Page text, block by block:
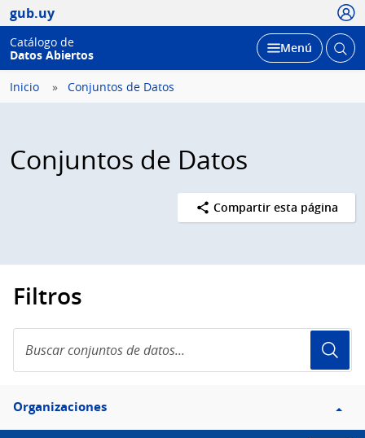
gub.uy
Catálogo de
Datos Abiertos
Desplegar
Menú Abrir
Inicio Conjuntos de Datos
Conjuntos de Datos
Compartir esta página
Filtros
conjuntos
de
Filtro
Organizaciones
Organizaciones